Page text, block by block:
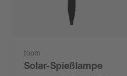
toom
Solar-Spießlampe